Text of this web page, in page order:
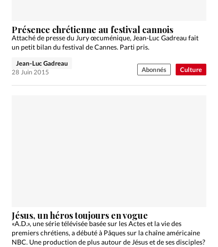
Culture
Présence chrétienne au festival cannois
Attaché de presse du Jury œcuménique, Jean-Luc Gadreau fait
un petit bilan du festival de Cannes. Parti pris.
Jean-Luc Gadreau
28 Juin 2015
Abonnés
Jésus, un héros toujours en vogue
«A.D.», une série télévisée basée sur les Actes et la vie des
premiers chrétiens, a débuté à Pâques sur la chaîne américaine
NBC. Une production de plus autour de Jésus et de ses disciples?